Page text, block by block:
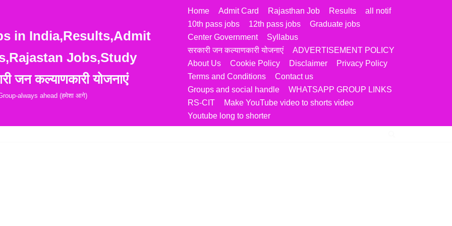
in India,Results,Admit
Jobs,Study
जन कल्याणकारी योजनाएं
always ahead (हमेशा आगे)
Home Admit Card Rajasthan Job Results
all notif
10th pass jobs
12th pass jobs
Graduate jobs
Center Government
Syllabus
सरकारी जन कल्याणकारी योजनाएं
ADVERTISEMENT POLICY
About Us
Cookie Policy Disclaimer
Privacy Policy
Terms and Conditions
Contact us
Groups and social handle
WHATSAPP GROUP LINKS
RS-CIT
Make YouTube video to shorts video
Youtube long to shorter